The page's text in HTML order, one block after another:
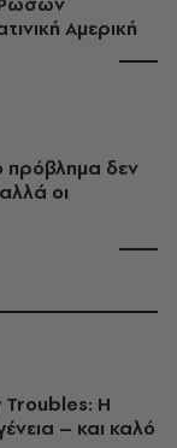
Αμερική
πρόβλημα δεν
οι
Troubles: H
– και καλό